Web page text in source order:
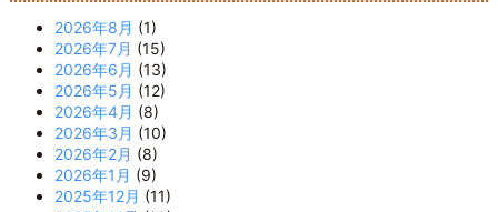
2026年8月 (1)
2026年7月 (15)
2026年6月 (13)
2026年5月 (12)
2026年4月 (8)
2026年3月 (10)
2026年2月 (8)
2026年1月 (9)
2025年12月 (11)